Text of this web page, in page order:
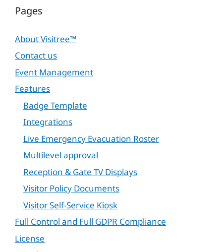
Pages
About Visitree™
Contact us
Event Management
Features
Badge Template
Integrations
Live Emergency Evacuation Roster
Multilevel approval
Reception & Gate TV Displays
Visitor Policy Documents
Visitor Self-Service Kiosk
Full Control and Full GDPR Compliance
License